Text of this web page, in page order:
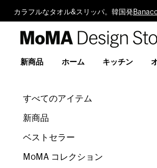
カラフルなタオル&スリッパ。韓国発
新商品 ホーム キッチン
すべてのアイテム
新商品
ベストセラー
MoMA コレクション